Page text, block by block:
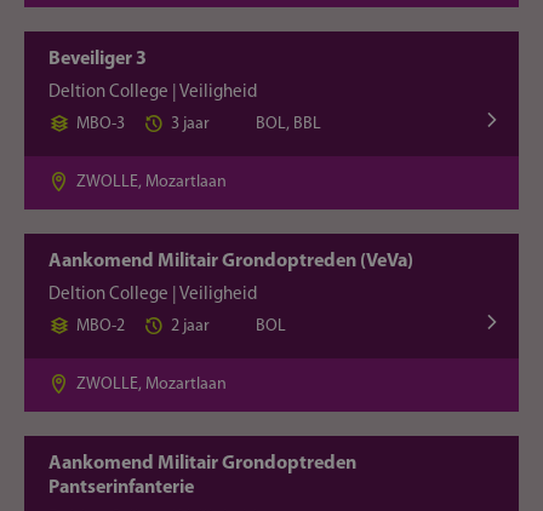
Beveiliger 3
Deltion College | Veiligheid
MBO-3
3 jaar BOL, BBL
ZWOLLE, Mozartlaan
Aankomend Militair Grondoptreden (VeVa)
Deltion College | Veiligheid
MBO-2
2 jaar BOL
ZWOLLE, Mozartlaan
Aankomend Militair Grondoptreden
Pantserinfanterie